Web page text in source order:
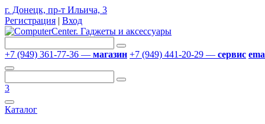
г. Донецк, пр-т Ильича, 3
Регистрация | Вход
+7 (949) 361-77-36 — магазин +7 (949) 441-20-29 — сервис
3
Каталог